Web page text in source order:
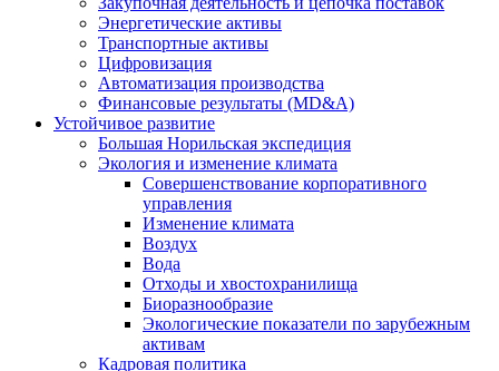
Энергетические активы
Транспортные активы
Цифровизация
Автоматизация производства
Финансовые результаты (MD&A)
Устойчивое развитие
Большая Норильская экспедиция
Экология и изменение климата
Совершенствование корпоративного
управления
Изменение климата
Воздух
Вода
Отходы и хвостохранилища
Биоразнообразие
Экологические показатели по зарубежным
активам
Кадровая политика